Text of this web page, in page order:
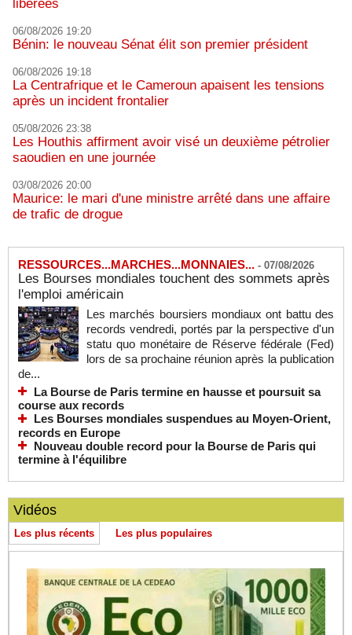
libérées
06/08/2026 19:20
Bénin: le nouveau Sénat élit son premier président
06/08/2026 19:18
La Centrafrique et le Cameroun apaisent les tensions
après un incident frontalier
05/08/2026 23:38
Les Houthis affirment avoir visé un deuxième pétrolier
saoudien en une journée
03/08/2026 20:00
Maurice: le mari d'une ministre arrêté dans une affaire
de trafic de drogue
RESSOURCES...MARCHES...MONNAIES... - 07/08/2026
Les Bourses mondiales touchent des sommets après
l'emploi américain
Les marchés boursiers mondiaux ont battu des
records vendredi, portés par la perspective d'un
statu quo monétaire de Réserve fédérale (Fed)
lors de sa prochaine réunion après la publication
de...
La Bourse de Paris termine en hausse et poursuit sa
course aux records
Les Bourses mondiales suspendues au Moyen-Orient,
records en Europe
Nouveau double record pour la Bourse de Paris qui
termine à l'équilibre
Vidéos
Les plus récents Les plus populaires